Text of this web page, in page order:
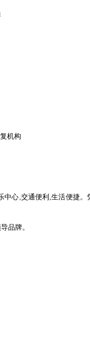
机构
中心,交通便利,生活便捷。
品牌。